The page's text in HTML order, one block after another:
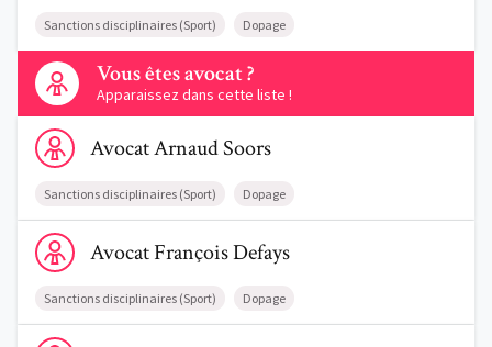
Sanctions disciplinaires (Sport) Dopage
Vous êtes avocat ?
Apparaissez dans cette liste !
Contactez-nous
Voir le profil de AvocatArnaud Soors
AvocatArnaudSoors
Sanctions disciplinaires (Sport) Dopage
Voir le profil de AvocatFrançois Defays
AvocatFrançoisDefays
Sanctions disciplinaires (Sport) Dopage
Voir le profil de AvocatJean-Emmanuel Barthélemy